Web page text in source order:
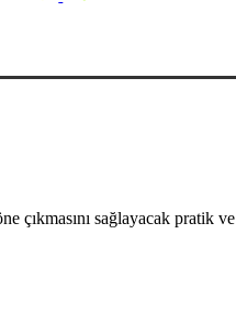
sağlayacak pratik